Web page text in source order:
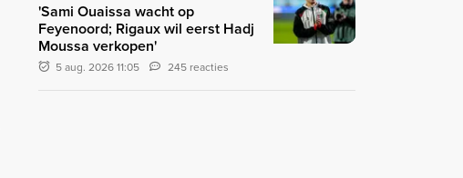
'Sami Ouaissa wacht op
Feyenoord; Rigaux wil eerst Hadj
Moussa verkopen'
5 aug. 2026 11:05 245 reacties